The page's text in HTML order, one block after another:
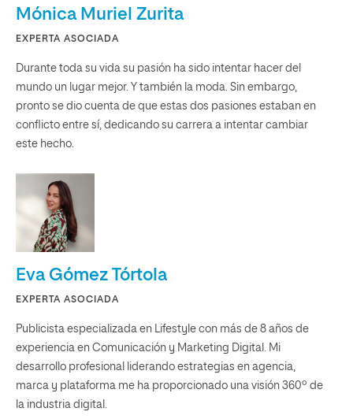
Mónica Muriel Zurita
EXPERTA ASOCIADA
Durante toda su vida su pasión ha sido intentar hacer del
mundo un lugar mejor. Y también la moda. Sin embargo,
pronto se dio cuenta de que estas dos pasiones estaban en
conflicto entre sí, dedicando su carrera a intentar cambiar
este hecho.
Eva Gómez Tórtola
EXPERTA ASOCIADA
Publicista especializada en Lifestyle con más de 8 años de
experiencia en Comunicación y Marketing Digital. Mi
desarrollo profesional liderando estrategias en agencia,
marca y plataforma me ha proporcionado una visión 360º de
la industria digital.